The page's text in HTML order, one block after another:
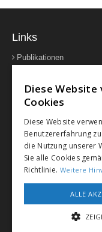
Links
Publikationen
Sitemap
Kontakt
Rechtshinweise
Kontakt
Fluracker 35
CH-3065 Bolligen
Diese
Cookies
Diese Website
Benutzererfahrung
die Nutzung unserer
Sie alle Cookies
Richtlinie. Weitere
ALLE